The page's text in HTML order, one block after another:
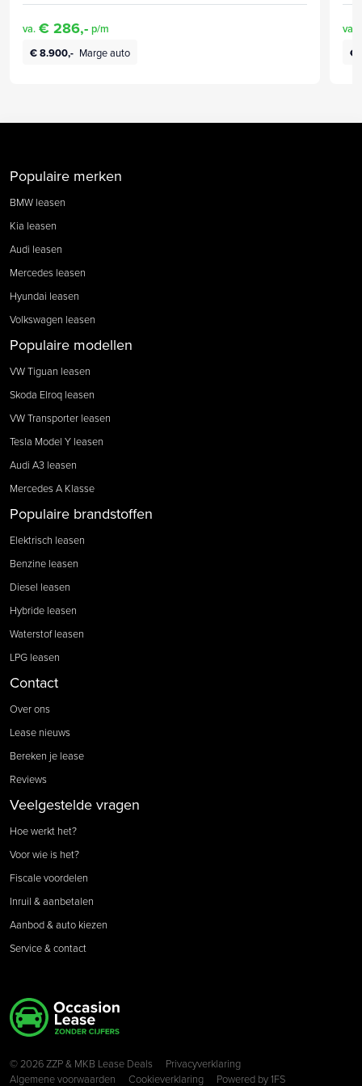
va. € 286,- p/m
€ 8.900,- Marge auto
va.
€
Populaire merken
BMW leasen
Kia leasen
Audi leasen
Mercedes leasen
Hyundai leasen
Volkswagen leasen
Populaire modellen
VW Tiguan leasen
Skoda Elroq leasen
VW Transporter leasen
Tesla Model Y leasen
Audi A3 leasen
Mercedes A Klasse
Populaire brandstoffen
Elektrisch leasen
Benzine leasen
Diesel leasen
Hybride leasen
Waterstof leasen
LPG leasen
Contact
Over ons
Lease nieuws
Bereken je lease
Reviews
Veelgestelde vragen
Hoe werkt het?
Voor wie is het?
Fiscale voordelen
Inruil & aanbetalen
Aanbod & auto kiezen
Service & contact
Copyright navigation
© 2026 ZZP & MKB Lease Deals
Privacyverklaring
Algemene voorwaarden
Cookieverklaring Powered by1FS